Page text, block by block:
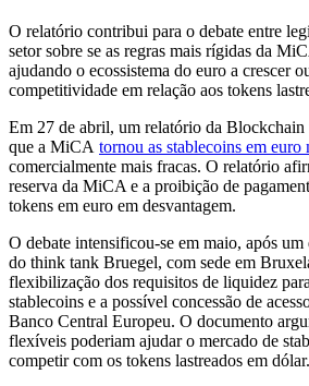
O relatório contribui para o debate entre
setor sobre se as regras mais rígidas da
ajudando o ecossistema do euro a crescer
competitividade em relação aos tokens
Em 27 de abril, um relatório da
que a MiCA tornou as stablecoins em euro
comercialmente mais fracas. O relatório
reserva da MiCA e a proibição de
tokens em euro em desvantagem.
O debate intensificou-se em maio, após
do think tank Bruegel, com sede em
flexibilização dos requisitos de liquidez
stablecoins e a possível concessão de
Banco Central Europeu. O documento
flexíveis poderiam ajudar o mercado de
competir com os tokens lastreados em dólar.